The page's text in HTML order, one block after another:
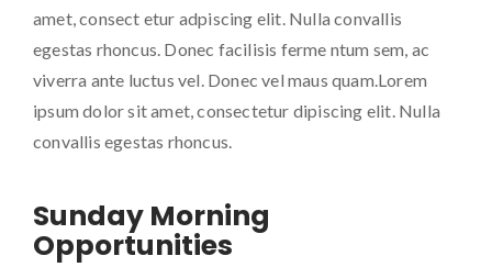
amet, consect etur adpiscing elit. Nulla convallis
egestas rhoncus. Donec facilisis ferme ntum sem, ac
viverra ante luctus vel. Donec vel maus quam.Lorem
ipsum dolor sit amet, consectetur dipiscing elit. Nulla
convallis egestas rhoncus.
Sunday Morning
Opportunities